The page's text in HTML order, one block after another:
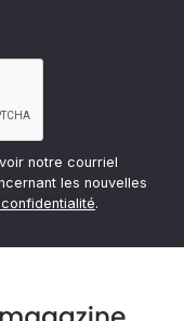
notre courriel
les nouvelles
.